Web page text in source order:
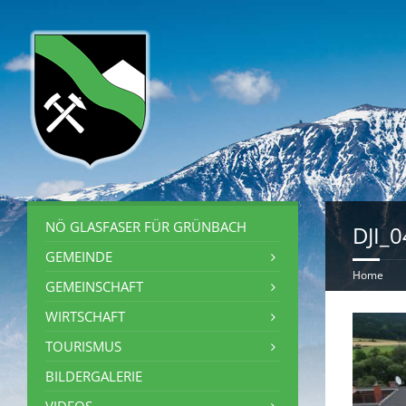
Home
NÖ GLASFASER FÜR GRÜNBACH
GEMEINDE
GEMEINSCHAFT
WIRTSCHAFT
TOURISMUS
BILDERGALERIE